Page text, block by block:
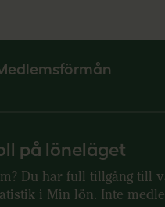
på löneläget
Du har full tillgång till
i Min lön. Inte